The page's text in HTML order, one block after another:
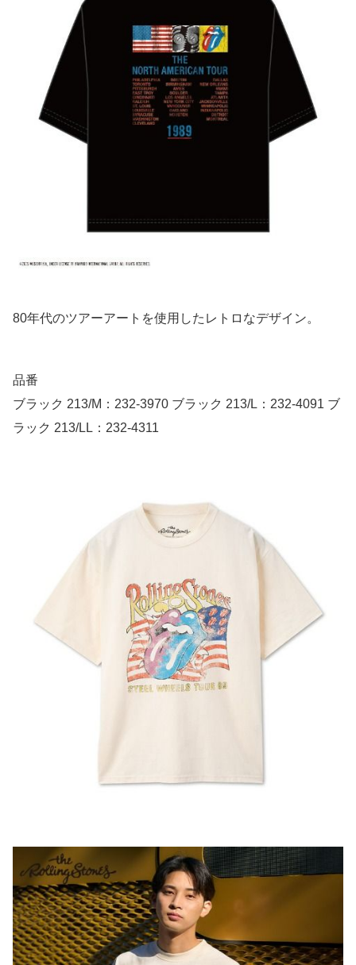
80年代のツアーアートを使用したレトロなデザイン。
品番
ブラック 213/M：232-3970 ブラック 213/L：232-4091 ブ
ラック 213/LL：232-4311